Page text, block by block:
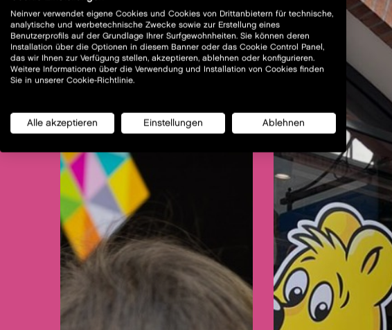
Neinver verwendet eigene Cookies und Cookies von Drittanbietern für technische,
analytische und werbetechnische Zwecke sowie zur Erstellung eines
Benutzerprofils auf der Grundlage Ihrer Surfgewohnheiten. Sie können deren
Installation über die Optionen in diesem Banner oder das Cookie Control Panel,
das wir Ihnen zur Verfügung stellen, akzeptieren, ablehnen oder konfigurieren.
Weitere Informationen über die Verwendung und Installation von Cookies finden
Sie in unserer Cookie-Richtlinie.
Alle akzeptieren Einstellungen Ablehnen